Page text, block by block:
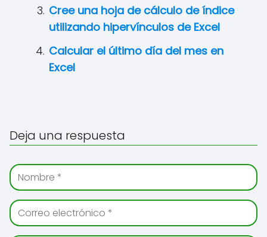
Cree una hoja de cálculo de índice
utilizando hipervínculos de Excel
Calcular el último día del mes en
Excel
Deja una respuesta